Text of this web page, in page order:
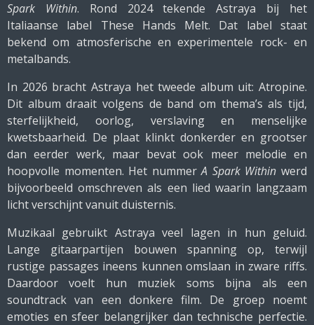
Spark Within. Rond 2024 tekende Astraya bij het
Italiaanse label These Hands Melt. Dat label staat
bekend om atmosferische en experimentele rock- en
metalbands.
In 2026 bracht Astraya het tweede album uit: Atropine.
Dit album draait volgens de band om thema’s als tijd,
sterfelijkheid, oorlog, verslaving en menselijke
kwetsbaarheid. De plaat klinkt donkerder en grootser
dan eerder werk, maar bevat ook meer melodie en
hoopvolle momenten. Het nummerA Spark Within werd
bijvoorbeeld omschreven als een lied waarin langzaam
licht verschijnt vanuit duisternis.
Muzikaal gebruikt Astraya veel lagen in hun geluid.
Lange gitaarpartijen bouwen spanning op, terwijl
rustige passages ineens kunnen omslaan in zware riffs.
Daardoor voelt hun muziek soms bijna als een
soundtrack van een donkere film. De groep noemt
emoties en sfeer belangrijker dan technische perfectie.